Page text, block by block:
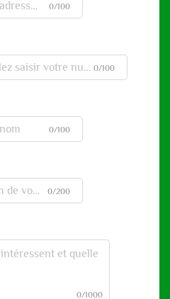
0/100
0/100
0/100
0/200
0/1000